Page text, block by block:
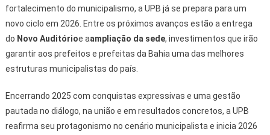
fortalecimento do municipalismo, a UPB já se prepara para um
novo ciclo em 2026. Entre os próximos avanços estão a entrega
do Novo Auditórioe aampliação da sede, investimentos que irão
garantir aos prefeitos e prefeitas da Bahia uma das melhores
estruturas municipalistas do país.
Encerrando 2025 com conquistas expressivas e uma gestão
pautada no diálogo, na união e em resultados concretos, a UPB
reafirma seu protagonismo no cenário municipalista e inicia 2026